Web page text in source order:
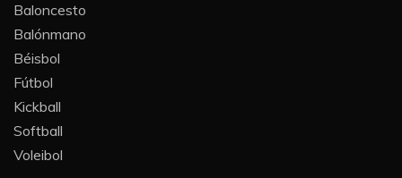
Baloncesto
Balónmano
Béisbol
Fútbol
Kickball​
Softball​
Voleibol​